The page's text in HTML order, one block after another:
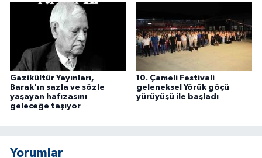
Gazikültür Yayınları,
Barak'ın sazla ve sözle
yaşayan hafızasını
geleceğe taşıyor
10. Çameli Festivali
geleneksel Yörük göçü
yürüyüşü ile başladı
Yorumlar